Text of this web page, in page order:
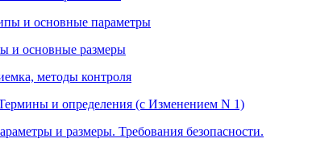
и основные параметры
и основные размеры
методы контроля
и определения (с Изменением N 1)
и размеры. Требования безопасности.